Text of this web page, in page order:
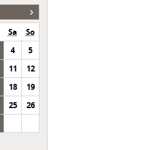
Sa
So
4
5
11
12
18
19
25
26